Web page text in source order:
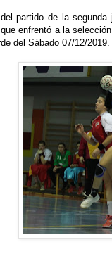
partido de la
enfrentó a la
del Sábado 07/12/2019.